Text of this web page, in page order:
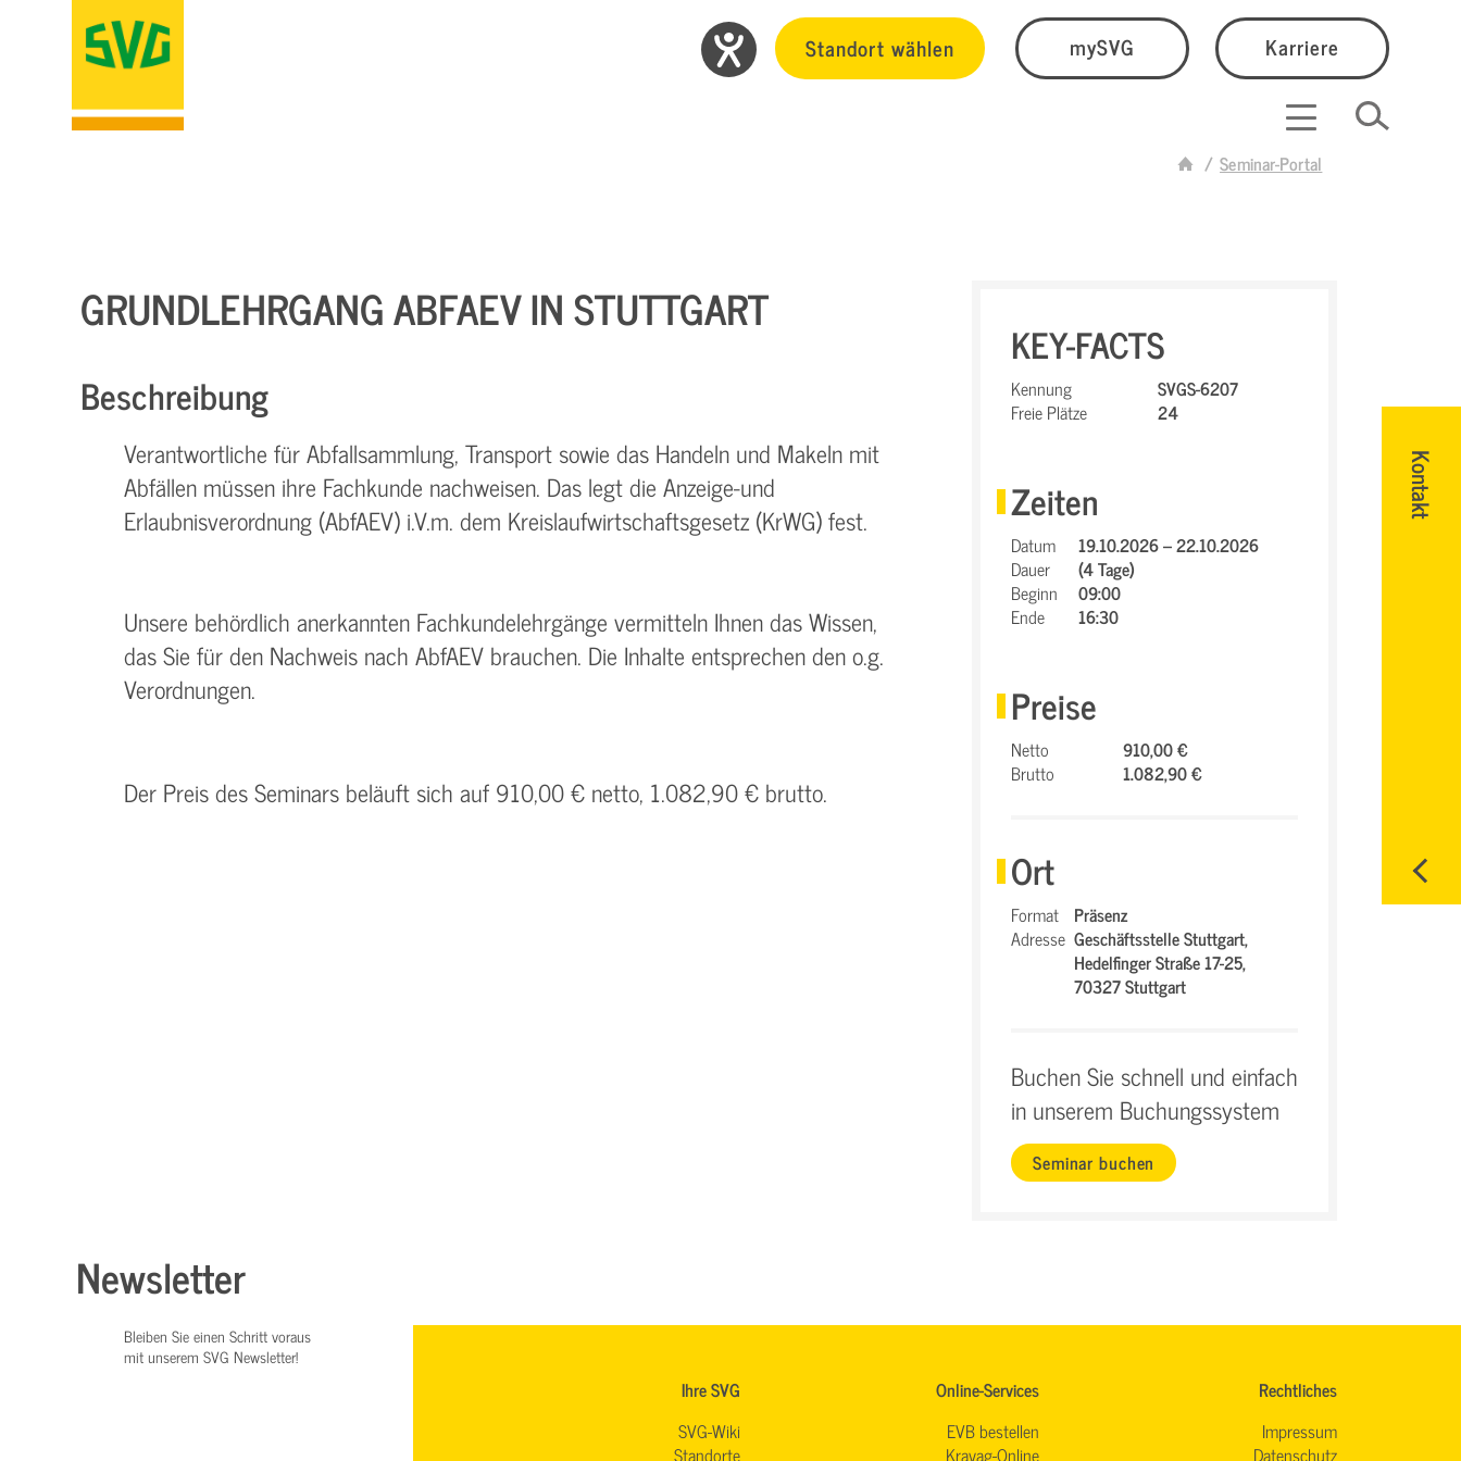
Standort wählen mySVG Karriere
Seminar-Portal
Kontakt
GRUNDLEHRGANG ABFAEV IN STUTTGART
Beschreibung
Verantwortliche für Abfallsammlung, Transport sowie das Handeln und Makeln mit
Abfällen müssen ihre Fachkunde nachweisen. Das legt die Anzeige-und
Erlaubnisverordnung (AbfAEV) i.V.m. dem Kreislaufwirtschaftsgesetz (KrWG) fest.
Unsere behördlich anerkannten Fachkundelehrgänge vermitteln Ihnen das Wissen,
das Sie für den Nachweis nach AbfAEV brauchen. Die Inhalte entsprechen den o.g.
Verordnungen.
Der Preis des Seminars beläuft sich auf 910,00 € netto, 1.082,90 € brutto.
KEY-FACTS
Kennung
SVGS-6207
Freie Plätze
24
Zeiten
Datum
19.10.2026 – 22.10.2026
Dauer
(4 Tage)
Beginn
09:00
Ende
16:30
Preise
Netto
910,00 €
Brutto
1.082,90 €
Ort
Format Präsenz
Adresse Geschäftsstelle Stuttgart,
Hedelfinger Straße 17-25,
70327 Stuttgart
Buchen Sie schnell und einfach
in unserem Buchungssystem
Seminar buchen
Newsletter
Bleiben Sie einen Schritt voraus
mit unserem SVG Newsletter!
Ihre SVG
SVG-Wiki
Standorte
Online-Services
EVB bestellen
Kravag-Online
Rechtliches
Impressum
Datenschutz